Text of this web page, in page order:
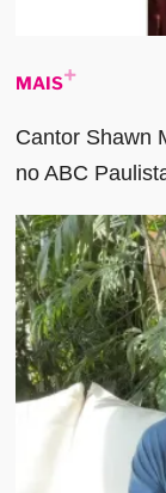
MAIS
Cantor Shawn
no ABC